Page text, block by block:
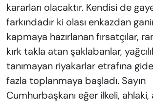
kararları olacaktır. Kendisi de
farkındadır ki olası enkazdan
kapmaya hazırlanan fırsatçılar,
kırk takla atan şaklabanlar,
tanımayan riyakarlar etrafına
fazla toplanmaya başladı. Sayın
Cumhurbaşkanı eğer ilkeli, ahlaki,